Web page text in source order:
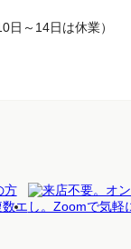
～14日は休業）